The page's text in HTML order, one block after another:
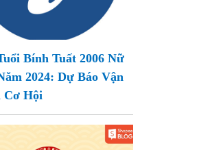
Bính Tuất 2006 Nữ
2024: Dự Báo Vận
Cơ Hội